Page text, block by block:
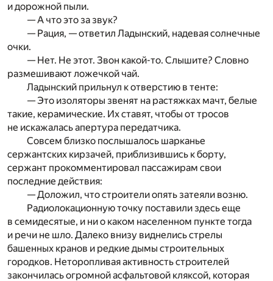
и дорожной пыли.
— А что это за звук?
— Рация, — ответил Ладынский, надевая солнечные
очки.
— Нет. Не этот. Звон какой-то. Слышите? Словно
размешивают ложечкой чай.
Ладынский прильнул к отверстию в тенте:
— Это изоляторы звенят на растяжках мачт, белые
такие, керамические. Их ставят, чтобы от тросов
не искажалась апертура передатчика.
Совсем близко послышалось шарканье
сержантских кирзачей, приблизившись к борту,
сержант прокомментировал пассажирам свои
последние действия:
— Доложил, что строители опять затеяли возню.
Радиолокационную точку поставили здесь еще
в семидесятые, и ни о каком населенном пункте тогда
и речи не шло. Далеко внизу виднелись стрелы
башенных кранов и редкие дымы строительных
городков. Неторопливая активность строителей
закончилась огромной асфальтовой кляксой, которая